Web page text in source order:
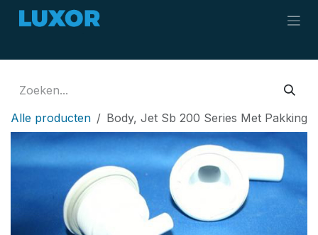
Overslaan naar inhoud
Alle producten Body, Jet Sb 200 Series Met Pakking